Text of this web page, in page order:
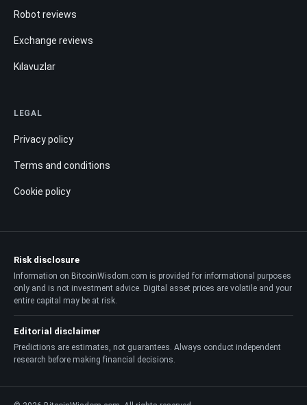
Robot reviews
Exchange reviews
Kılavuzlar
LEGAL
Privacy policy
Terms and conditions
Cookie policy
Risk disclosure
Information on BitcoinWisdom.com is provided for informational purposes
only and is not investment advice. Digital asset prices are volatile and your
entire capital may be at risk.
Editorial disclaimer
Predictions are estimates, not guarantees. Always conduct independent
research before making financial decisions.